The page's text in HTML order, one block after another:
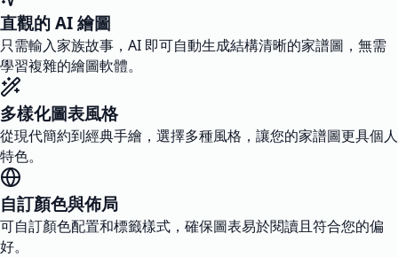
直觀的 AI 繪圖
只需輸入家族故事，AI 即可自動生成結構清晰的家譜圖，無需
學習複雜的繪圖軟體。
多樣化圖表風格
從現代簡約到經典手繪，選擇多種風格，讓您的家譜圖更具個人
特色。
自訂顏色與佈局
可自訂顏色配置和標籤樣式，確保圖表易於閱讀且符合您的偏
好。